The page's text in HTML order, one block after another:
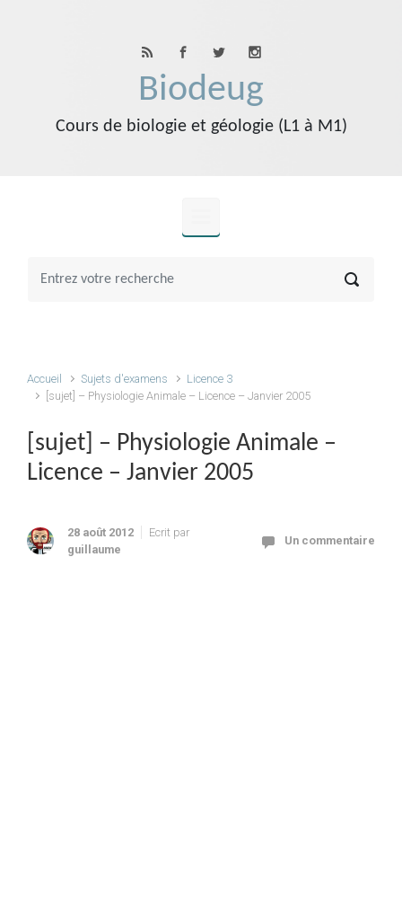
Biodeug
Cours de biologie et géologie (L1 à M1)
Accueil Sujets d'examens
Licence 3
[sujet] – Physiologie Animale – Licence – Janvier 2005
[sujet] – Physiologie Animale –
Licence – Janvier 2005
28 août 2012
Ecrit par
guillaume
Un commentaire